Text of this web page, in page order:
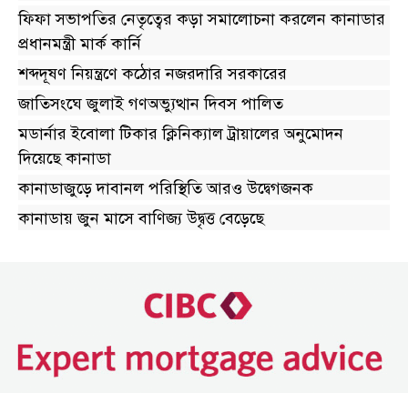
ফিফা সভাপতির নেতৃত্বের কড়া সমালোচনা করলেন কানাডার
প্রধানমন্ত্রী মার্ক কার্নি
শব্দদূষণ নিয়ন্ত্রণে কঠোর নজরদারি সরকারের
জাতিসংঘে জুলাই গণঅভ্যুত্থান দিবস পালিত
মডার্নার ইবোলা টিকার ক্লিনিক্যাল ট্রায়ালের অনুমোদন
দিয়েছে কানাডা
কানাডাজুড়ে দাবানল পরিস্থিতি আরও উদ্বেগজনক
কানাডায় জুন মাসে বাণিজ্য উদ্বৃত্ত বেড়েছে